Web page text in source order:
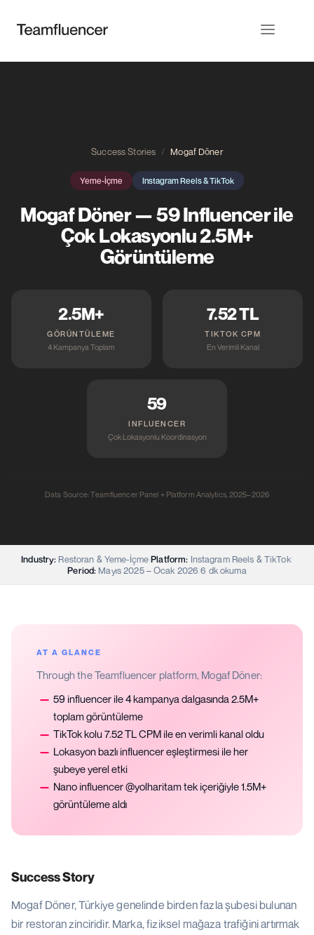
Success Stories / Mogaf Döner
Yeme-İçme Instagram Reels & TikTok
Mogaf Döner — 59 Influencer ile
Çok Lokasyonlu 2.5M+
Görüntüleme
2.5M+
GÖRÜNTÜLEME
4 Kampanya Toplam
7.52 TL
TIKTOK CPM
En Verimli Kanal
59
INFLUENCER
Çok Lokasyonlu Koordinasyon
Data Source: Teamfluencer Panel + Platform Analytics, 2025–2026
Industry: Restoran & Yeme-İçme|Platform: Instagram Reels & TikTok|
Period: Mayıs 2025 – Ocak 2026 |6 dk okuma
AT A GLANCE
Through the Teamfluencer platform, Mogaf Döner:
— 59 influencer ile 4 kampanya dalgasında 2.5M+
toplam görüntüleme
— TikTok kolu 7.52 TL CPM ile en verimli kanal oldu
— Lokasyon bazlı influencer eşleştirmesi ile her
şubeye yerel etki
— Nano influencer @yolharitam tek içeriğiyle 1.5M+
görüntüleme aldı
Success Story
Mogaf Döner, Türkiye genelinde birden fazla şubesi bulunan
bir restoran zinciridir. Marka, fiziksel mağaza trafiğini artırmak